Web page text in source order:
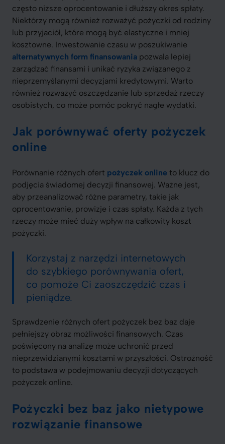
często niższe oprocentowanie i dłuższy okres spłaty.
Niektórzy mogą również rozważyć pożyczki od rodziny
lub przyjaciół, które mogą być elastyczne i mniej
kosztowne. Inwestowanie czasu w poszukiwanie
alternatywnych form finansowania pozwala lepiej
zarządzać finansami i unikać ryzyka związanego z
nieprzemyślanymi decyzjami kredytowymi. Warto
również rozważyć oszczędzanie lub sprzedaż rzeczy
osobistych, co może pomóc pokryć nagłe wydatki.
Jak porównywać oferty pożyczek
online
Porównanie różnych ofert pożyczek online to klucz do
podjęcia świadomej decyzji finansowej. Ważne jest,
aby przeanalizować różne parametry, takie jak
oprocentowanie, prowizje i czas spłaty. Każda z tych
rzeczy może mieć duży wpływ na całkowity koszt
pożyczki.
Korzystaj z narzędzi internetowych
do szybkiego porównywania ofert,
co pomoże Ci zaoszczędzić czas i
pieniądze.
Sprawdzenie różnych ofert pożyczek bez baz daje
pełniejszy obraz możliwości finansowych. Czas
poświęcony na analizę może uchronić przed
nieprzewidzianymi kosztami w przyszłości. Ostrożność
to podstawa w podejmowaniu decyzji dotyczących
pożyczek online.
Pożyczki bez baz jako nietypowe
rozwiązanie finansowe